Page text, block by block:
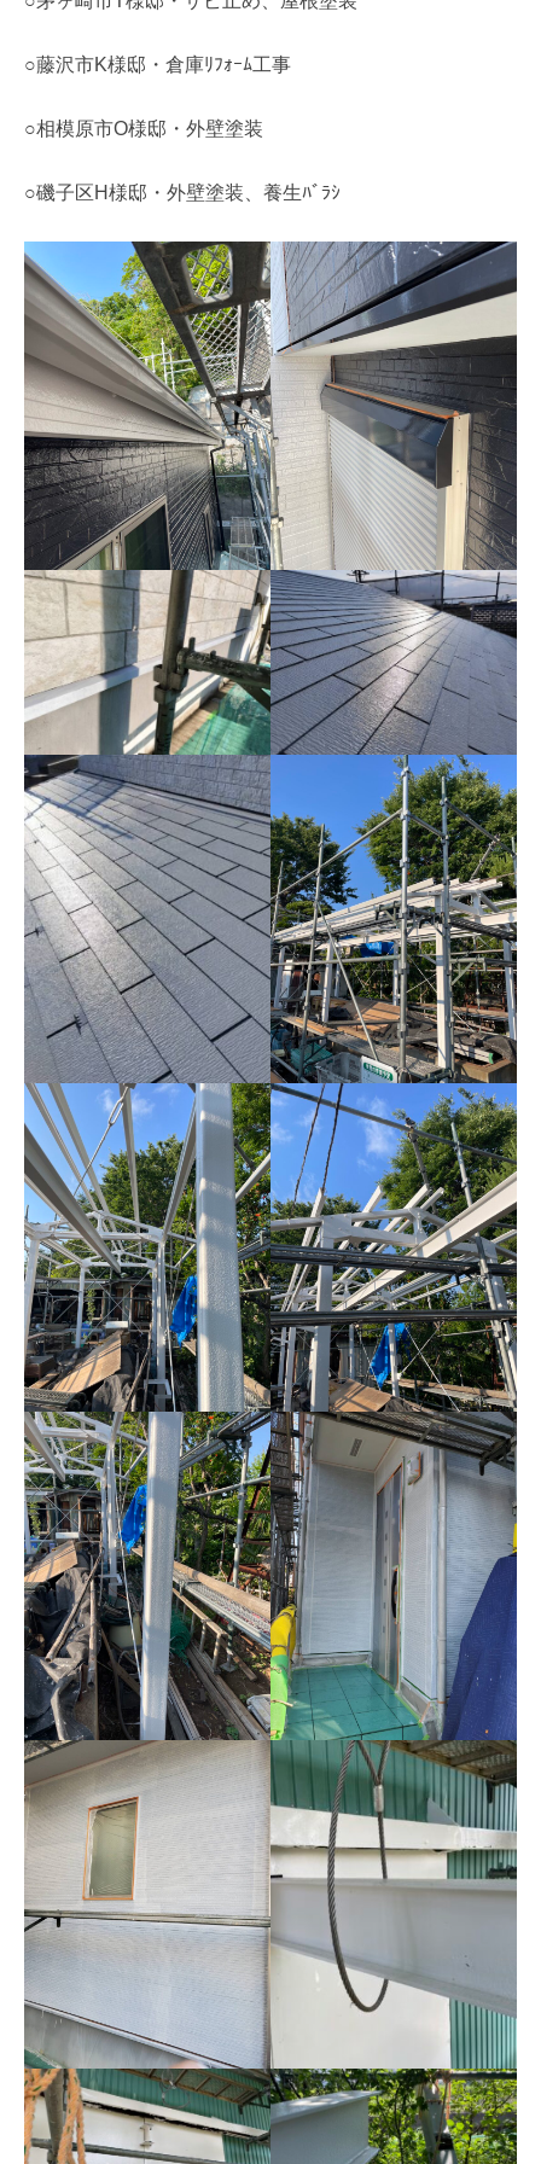
○藤沢市K様邸・倉庫ﾘﾌｫｰﾑ工事
○相模原市O様邸・外壁塗装
○磯子区H様邸・外壁塗装、養生ﾊﾞﾗｼ